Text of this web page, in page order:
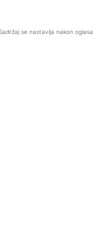
se nastavlja nakon oglasa